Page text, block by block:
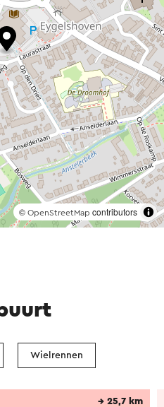
© OpenStreetMap contributors
Wielrennen
→ 25,7 km